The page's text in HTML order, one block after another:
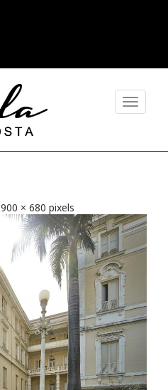
900 × 680 pixels